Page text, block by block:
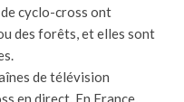
cyclo-cross ont
des forêts, et elles sont
de télévision
en direct. En France,